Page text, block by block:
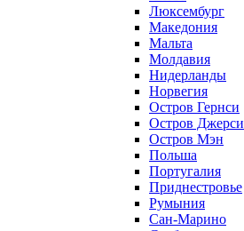
Люксембург
Македония
Мальта
Молдавия
Нидерланды
Норвегия
Остров Гернси
Остров Джерси
Остров Мэн
Польша
Португалия
Приднестровье
Румыния
Сан-Марино